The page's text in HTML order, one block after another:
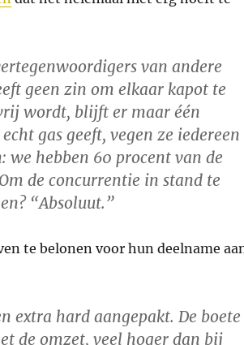
van andere
geen zin om elkaar kapot te
wordt, blijft er maar één
gas geeft, vegen ze iedereen
we hebben 60 procent van de
de concurrentie in stand te
“Absoluut.”
te belonen voor hun deelname
extra hard aangepakt. De boete
de omzet, veel hoger dan bij